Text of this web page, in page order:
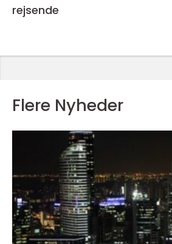
rejsende
Flere Nyheder